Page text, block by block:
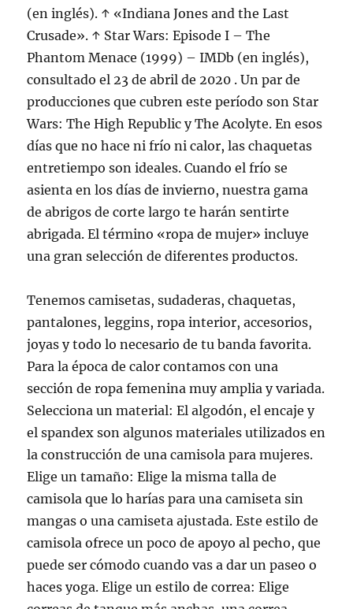
(en inglés). ↑ «Indiana Jones and the Last
Crusade». ↑ Star Wars: Episode I – The
Phantom Menace (1999) – IMDb (en inglés),
consultado el 23 de abril de 2020 . Un par de
producciones que cubren este período son Star
Wars: The High Republic y The Acolyte. En esos
días que no hace ni frío ni calor, las chaquetas
entretiempo son ideales. Cuando el frío se
asienta en los días de invierno, nuestra gama
de abrigos de corte largo te harán sentirte
abrigada. El término «ropa de mujer» incluye
una gran selección de diferentes productos.
Tenemos camisetas, sudaderas, chaquetas,
pantalones, leggins, ropa interior, accesorios,
joyas y todo lo necesario de tu banda favorita.
Para la época de calor contamos con una
sección de ropa femenina muy amplia y variada.
Selecciona un material: El algodón, el encaje y
el spandex son algunos materiales utilizados en
la construcción de una camisola para mujeres.
Elige un tamaño: Elige la misma talla de
camisola que lo harías para una camiseta sin
mangas o una camiseta ajustada. Este estilo de
camisola ofrece un poco de apoyo al pecho, que
puede ser cómodo cuando vas a dar un paseo o
haces yoga. Elige un estilo de correa: Elige